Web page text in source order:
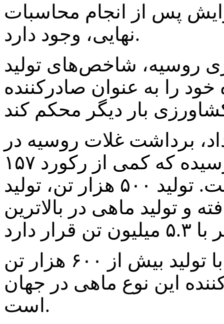
پس از انجام محاسبات
نهایی، وجود دارد.
روسیه، شاخص‌های تولید
را به عنوان صادرکننده
برداشت غلات روسیه در
سال گذشته به۱۴۷ میلیون تن رسیده که کمی از رکورد ۱۵۷
میلیون تن سال ۲۰۲۲ کمتر است. تولید ۵۰۰ هزار تن، تولید
یافته و تولید ماهی در بالاترین
به گفته این مقام روسی، مسکو با تولید بیش از ۶۰۰ هزار تن
این نوع ماهی در جهان
است.